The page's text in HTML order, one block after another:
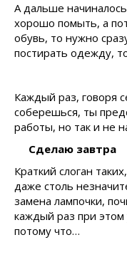
А дальше
хорошо помыть, а
обувь, то нужно
постирать одежду,
Каждый раз, говоря
соберешься, ты
работы, но так и не
Сделаю завтра
Краткий слоган
даже столь
замена лампочки,
каждый раз при этом
потому что…